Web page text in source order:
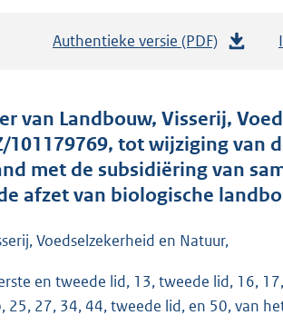
Authentieke versie (PDF)
t
a
n
d
g
o
o
van Landbouw, Visserij,
101179769, tot wijziging van
met de subsidiëring van
afzet van biologische
Voedselzekerheid en Natuur,
en tweede lid, 13, tweede lid, 16,
27, 34, 44, tweede lid, en 50, van